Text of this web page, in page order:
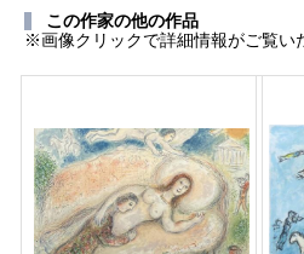
この作家の他の作品
※画像クリックで詳細情報がご覧い